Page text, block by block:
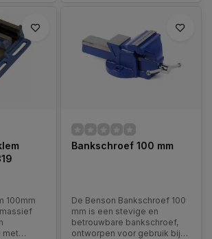
100mm
met
Bankschroef 100 mm
De Benson Bankschroef 100
mm is een stevige en
betrouwbare bankschroef,
ontworpen voor gebruik bij